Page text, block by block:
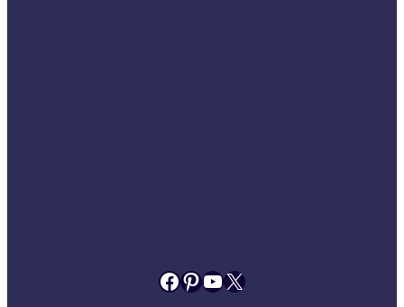
Facebook
Pinterest
YouTube
X